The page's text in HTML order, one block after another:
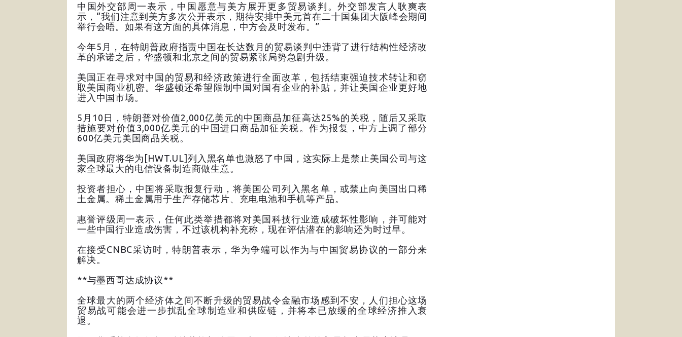
中国外交部周一表示，中国愿意与美方展开更多贸易谈判。外交部发言人耿爽表
示，“我们注意到美方多次公开表示，期待安排中美元首在二十国集团大阪峰会期间
举行会晤。如果有这方面的具体消息，中方会及时发布。”
今年5月，在特朗普政府指责中国在长达数月的贸易谈判中违背了进行结构性经济改
革的承诺之后，华盛顿和北京之间的贸易紧张局势急剧升级。
美国正在寻求对中国的贸易和经济政策进行全面改革，包括结束强迫技术转让和窃
取美国商业机密。华盛顿还希望限制中国对国有企业的补贴，并让美国企业更好地
进入中国市场。
5月10日，特朗普对价值2,000亿美元的中国商品加征高达25%的关税，随后又采取
措施要对价值3,000亿美元的中国进口商品加征关税。作为报复，中方上调了部分
600亿美元美国商品关税。
美国政府将华为[HWT.UL]列入黑名单也激怒了中国，这实际上是禁止美国公司与这
家全球最大的电信设备制造商做生意。
投资者担心，中国将采取报复行动，将美国公司列入黑名单，或禁止向美国出口稀
土金属。稀土金属用于生产存储芯片、充电电池和手机等产品。
惠誉评级周一表示，任何此类举措都将对美国科技行业造成破坏性影响，并可能对
一些中国行业造成伤害，不过该机构补充称，现在评估潜在的影响还为时过早。
在接受CNBC采访时，特朗普表示，华为争端可以作为与中国贸易协议的一部分来
解决。
**与墨西哥达成协议**
全球最大的两个经济体之间不断升级的贸易战令金融市场感到不安，人们担心这场
贸易战可能会进一步扰乱全球制造业和供应链，并将本已放缓的全球经济推入衰
退。